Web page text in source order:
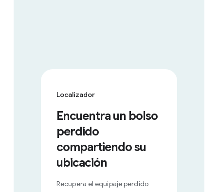
Localizador
Encuentra un bolso
perdido
compartiendo su
ubicación
Recupera el equipaje perdido